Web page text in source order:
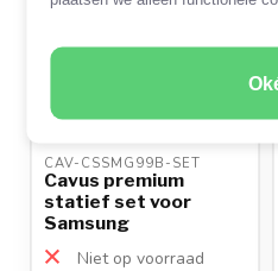
CAV-CSSMG99B-SET
Cavus premium
statief set voor
Samsung
Q990/Q930
Niet op voorraad